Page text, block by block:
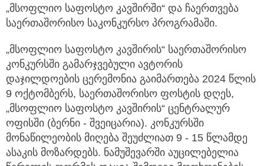
„მსოფლიო საფოსტო კავშირში“ და ჩაერთვება
საერთაშორისო საკონკურსო პროგრამაში.
„მსოფლიო საფოსტო კავშირის“ საერთაშორისო
კონკურსში გამარჯვებული ავტორის
დაჯილდოების ცერემონია გაიმართება 2024 წლის
9 ოქტომბერს, საერთაშორისო ფოსტის დღეს,
„მსოფლიო საფოსტო კავშირის“ ცენტრალურ
ოფისში (ბერნი - შვეიცარია). კონკურსში
მონაწილეობის მიღება შეუძლიათ 9 - 15 წლამდე
ასაკის მოზარდებს. ნამუშევარში აუცილებელია